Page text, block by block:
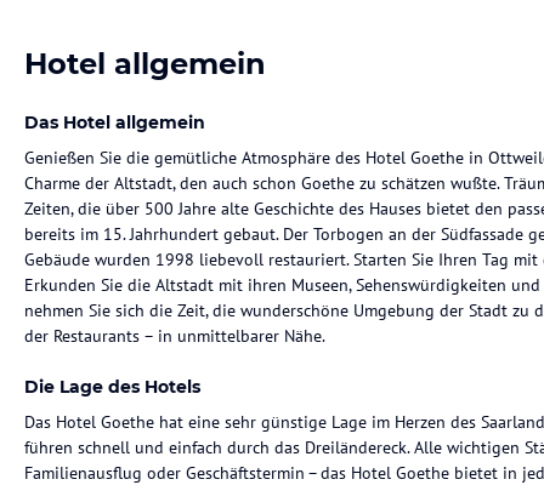
Hotel allgemein
Das Hotel allgemein
Genießen Sie die gemütliche Atmosphäre des Hotel Goethe in
Charme der Altstadt, den auch schon Goethe zu schätzen wußte.
Zeiten, die über 500 Jahre alte Geschichte des Hauses bietet den
bereits im 15. Jahrhundert gebaut. Der Torbogen an der Südfassade
Gebäude wurden 1998 liebevoll restauriert. Starten Sie Ihren Tag
Erkunden Sie die Altstadt mit ihren Museen, Sehenswürdigkeiten
nehmen Sie sich die Zeit, die wunderschöne Umgebung der Stadt zu
der Restaurants – in unmittelbarer Nähe.
Die Lage des Hotels
Das Hotel Goethe hat eine sehr günstige Lage im Herzen des
führen schnell und einfach durch das Dreiländereck. Alle wichtigen
Familienausflug oder Geschäftstermin – das Hotel Goethe bietet in